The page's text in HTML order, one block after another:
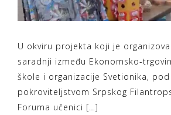
U okviru projekta koji je
saradnji između Ekonomsko-
škole i organizacije Svetionika, pod
pokroviteljstvom Srpskog
Foruma učenici […]